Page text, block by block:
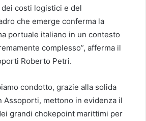
costi logistici e del
che emerge conferma la
portuale italiano in un contesto
complesso”, afferma il
Roberto Petri.
condotto, grazie alla solida
Assoporti, mettono in evidenza il
grandi chokepoint marittimi per